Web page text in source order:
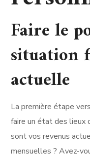
Faire le
situation
actuelle
La première étape
faire un état des lieux
sont vos revenus
mensuelles ? Avez-